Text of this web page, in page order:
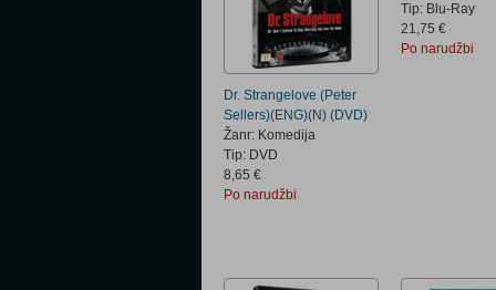
Dr. Strangelove (Peter
Sellers)(ENG)(N) (DVD)
Žanr: Komedija
Tip: DVD
8,65 €
Po narudžbi
Tip: Blu-Ray
21,75 €
Po narudžbi